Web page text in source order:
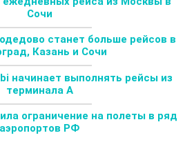
Сочи
станет больше рейсов в
Казань и Сочи
начинает выполнять рейсы из
терминала А
ограничение на полеты в ряд
аэропортов РФ